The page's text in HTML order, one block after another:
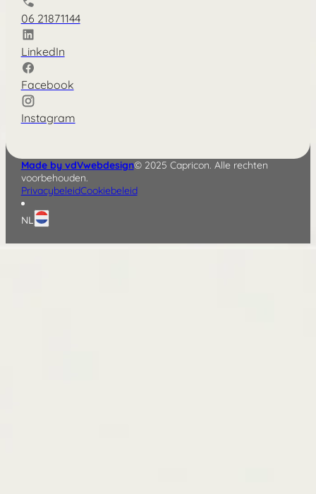
06 21871144
LinkedIn
Facebook
Instagram
Made by vdVwebdesign© 2025 Capricon. Alle rechten
voorbehouden.
PrivacybeleidCookiebeleid
NL